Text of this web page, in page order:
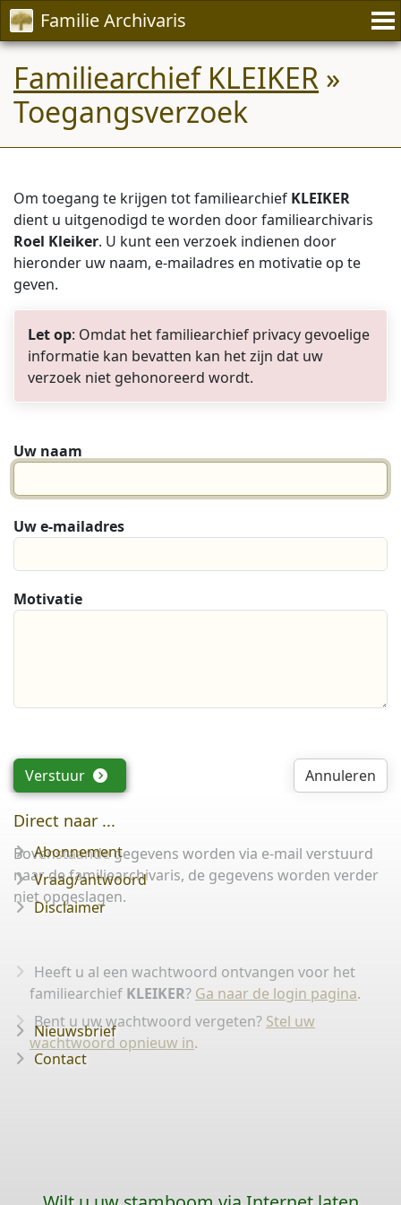
Familie Archivaris
Familiearchief KLEIKER »
Toegangsverzoek
Om toegang te krijgen tot familiearchief KLEIKER
dient u uitgenodigd te worden door familiearchivaris
Roel Kleiker. U kunt een verzoek indienen door
hieronder uw naam, e-mailadres en motivatie op te
geven.
Let op: Omdat het familiearchief privacy gevoelige
informatie kan bevatten kan het zijn dat uw
verzoek niet gehonoreerd wordt.
Uw naam
Uw e-mailadres
Motivatie
Verstuur Annuleren
Bovenstaande gegevens worden via e-mail verstuurd
naar de familiearchivaris, de gegevens worden verder
niet opgeslagen.
Heeft u al een wachtwoord ontvangen voor het
familiearchief KLEIKER? Ga naar de login pagina.
Bent u uw wachtwoord vergeten? Stel uw
wachtwoord opnieuw in.
Direct naar ...
Abonnement
Vraag/antwoord
Disclaimer
Nieuwsbrief
Contact